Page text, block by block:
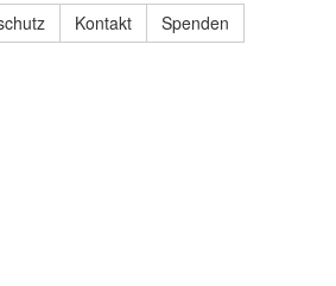
Kontakt
Spenden